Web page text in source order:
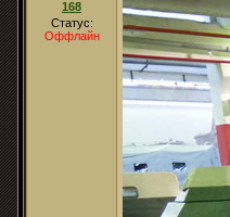
168
Статус:
Оффлайн